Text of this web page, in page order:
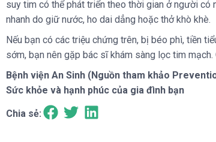
suy tim có thể phát triển theo thời gian ở người có
nhanh do giữ nước, ho dai dẳng hoặc thở khò khè.
Nếu bạn có các triệu chứng trên, bị béo phì, tiền
sớm, bạn nên gặp bác sĩ khám sàng lọc tim
Bệnh viện An Sinh (Nguồn tham khảo
Sức khỏe và hạnh phúc của gia đình bạn
Chia sẻ: